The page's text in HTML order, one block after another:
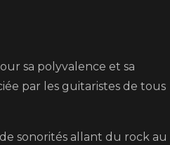
à
sa polyvalence et sa
par les guitaristes de tous
sonorités allant du rock au